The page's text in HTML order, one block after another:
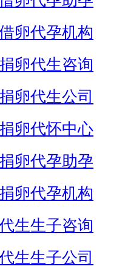
卵代孕机构
卵代生咨询
卵代生公司
卵代怀中心
卵代孕助孕
卵代孕机构
生生子咨询
生生子公司